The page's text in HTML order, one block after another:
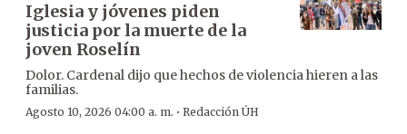
Iglesia y jóvenes piden
justicia por la muerte de la
joven Roselín
Dolor. Cardenal dijo que hechos de violencia hieren a las
familias.
Agosto 10, 2026 04:00 a. m. · Redacción ÚH